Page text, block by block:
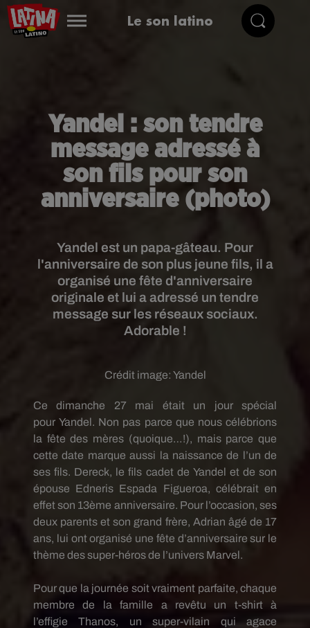
Le son latino
Yandel : son tendre
message adressé à
son fils pour son
anniversaire (photo)
Yandel est un papa-gâteau. Pour
l'anniversaire de son plus jeune fils, il a
organisé une fête d'anniversaire
originale et lui a adressé un tendre
message sur les réseaux sociaux.
Adorable !
Crédit image: Yandel
Ce dimanche 27 mai était un jour spécial
pour Yandel. Non pas parce que nous célébrions
la fête des mères (quoique…!), mais parce que
cette date marque aussi la naissance de l’un de
ses fils. Dereck, le fils cadet de Yandel et de son
épouse Edneris Espada Figueroa, célébrait en
effet son 13ème anniversaire. Pour l’occasion, ses
deux parents et son grand frère, Adrian âgé de 17
ans, lui ont organisé une fête d’anniversaire sur le
thème des super-héros de l’univers Marvel.
Pour que la journée soit vraiment parfaite, chaque
membre de la famille a revêtu un t-shirt à
l’effigie
Thanos, un super-vilain qui agace